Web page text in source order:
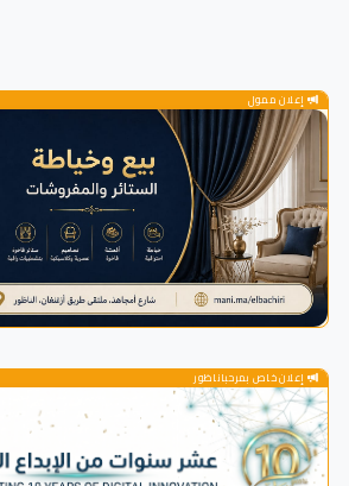
إعلان ممول
إعلان خاص بمرحباناظور